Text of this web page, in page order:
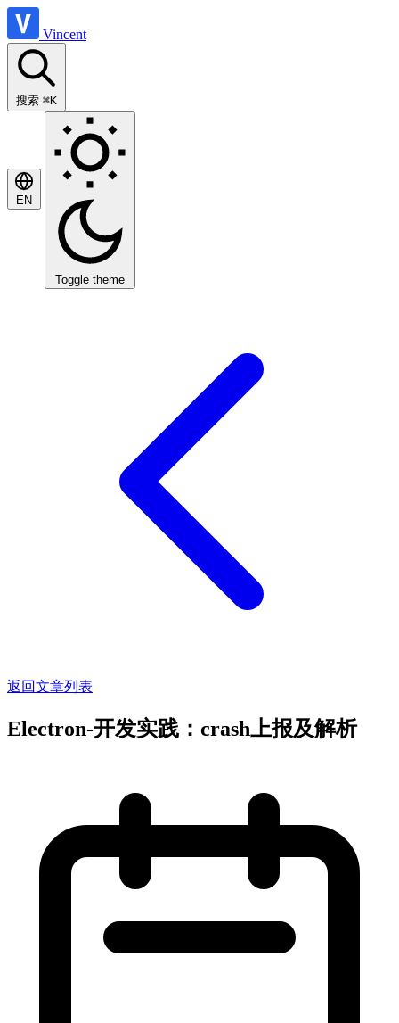
Vincent
搜索 ⌘K
EN
Toggle theme
返回文章列表
Electron-开发实践：crash上报及解析